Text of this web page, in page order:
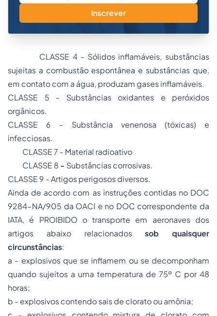
Inscrever
CLASSE 4 - Sólidos inflamáveis, substâncias
sujeitas a combustão espontânea e substâncias que,
em contato com a água, produzam gases inflamáveis.
CLASSE 5 - Substâncias oxidantes e peróxidos
orgânicos.
CLASSE 6 - Substância venenosa (tóxicas) e
infecciosas.
CLASSE 7 - Material radioativo
CLASSE 8 - Substâncias corrosivas.
CLASSE 9 - Artigos perigosos diversos.
Ainda de acordo com as instruções contidas no DOC
9284-NA/905 da OACI e no DOC correspondente da
IATA, é PROIBIDO o transporte em aeronaves dos
artigos abaixo relacionadossob quaisquer
circunstâncias:
a - explosivos que se inflamem ou se decomponham
quando sujeitos a uma temperatura de 75º C por 48
horas;
b - explosivos contendo sais de clorato ou amônia;